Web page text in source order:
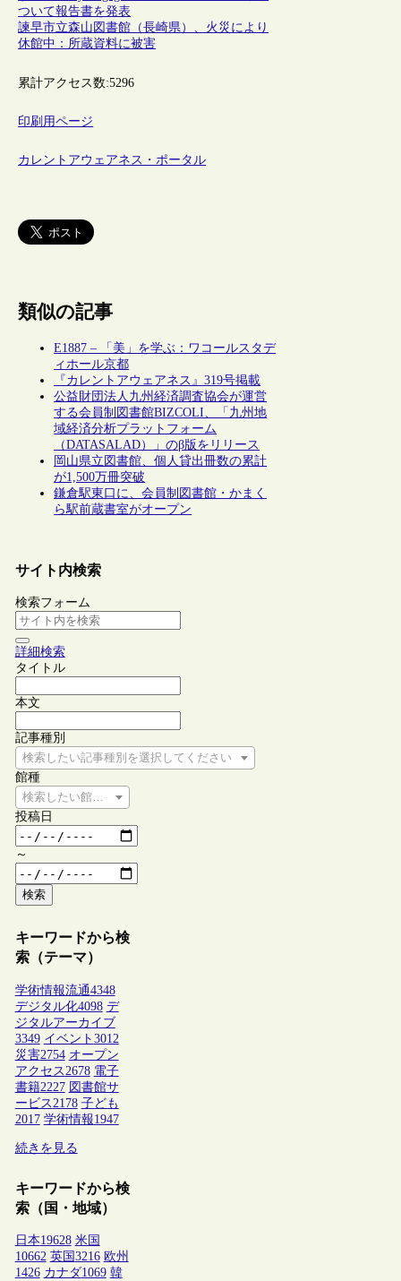
ついて報告書を発表
諫早市立森山図書館（長崎県）、火災により
休館中：所蔵資料に被害
累計アクセス数:5296
印刷用ページ
カレントアウェアネス・ポータル
類似の記事
E1887 – 「美」を学ぶ：ワコールスタデ
ィホール京都
『カレントアウェアネス』319号掲載
公益財団法人九州経済調査協会が運営
する会員制図書館BIZCOLI、「九州地
域経済分析プラットフォーム
（DATASALAD）」のβ版をリリース
岡山県立図書館、個人貸出冊数の累計
が1,500万冊突破
鎌倉駅東口に、会員制図書館・かまく
ら駅前蔵書室がオープン
サイト内検索
検索フォーム
詳細検索
タイトル
本文
記事種別
検索したい記事種別を選択してください
館種
検索したい館種を選択してください
投稿日
～
検索
キーワードから検
索（テーマ）
学術情報流通4348
デジタル化4098 デ
ジタルアーカイブ
3349 イベント 3012
災害2754 オープン
アクセス 2678 電子
書籍2227 図書館サ
ービス 2178 子ども
2017 学術情報1947
続きを見る
キーワードから検
索（国・地域）
日本19628 米国
10662 英国 3216 欧州
1426 カナダ1069 韓